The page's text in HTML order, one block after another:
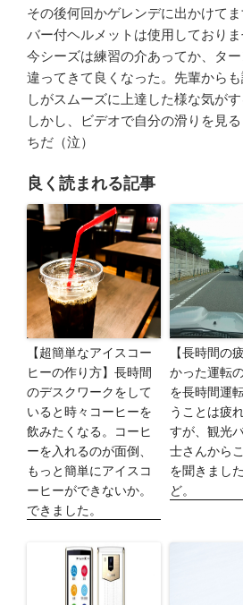
その後何回かゲレンデに出かけて
バー付ヘルメットは使用しておりま
今シーズは練習の介あってか、タ
違ってきて良くなった。先輩から
しがスムーズに上達した様な気がす
しかし、ビデオで自分の滑りを見
ちだ（泣）
良く読まれる記事
【超簡単なアイスコー
ヒーの作り方】長時間
のデスクワークをして
いると時々コーヒーを
飲みたくなる。コーヒ
ーを入れるのが面倒、
もっと簡単にアイスコ
ーヒーができないか。
できました。
【長時間の
かった運転
を長時間運
うことは疲
すが、観光
士さんから
を聞きまし
ど。